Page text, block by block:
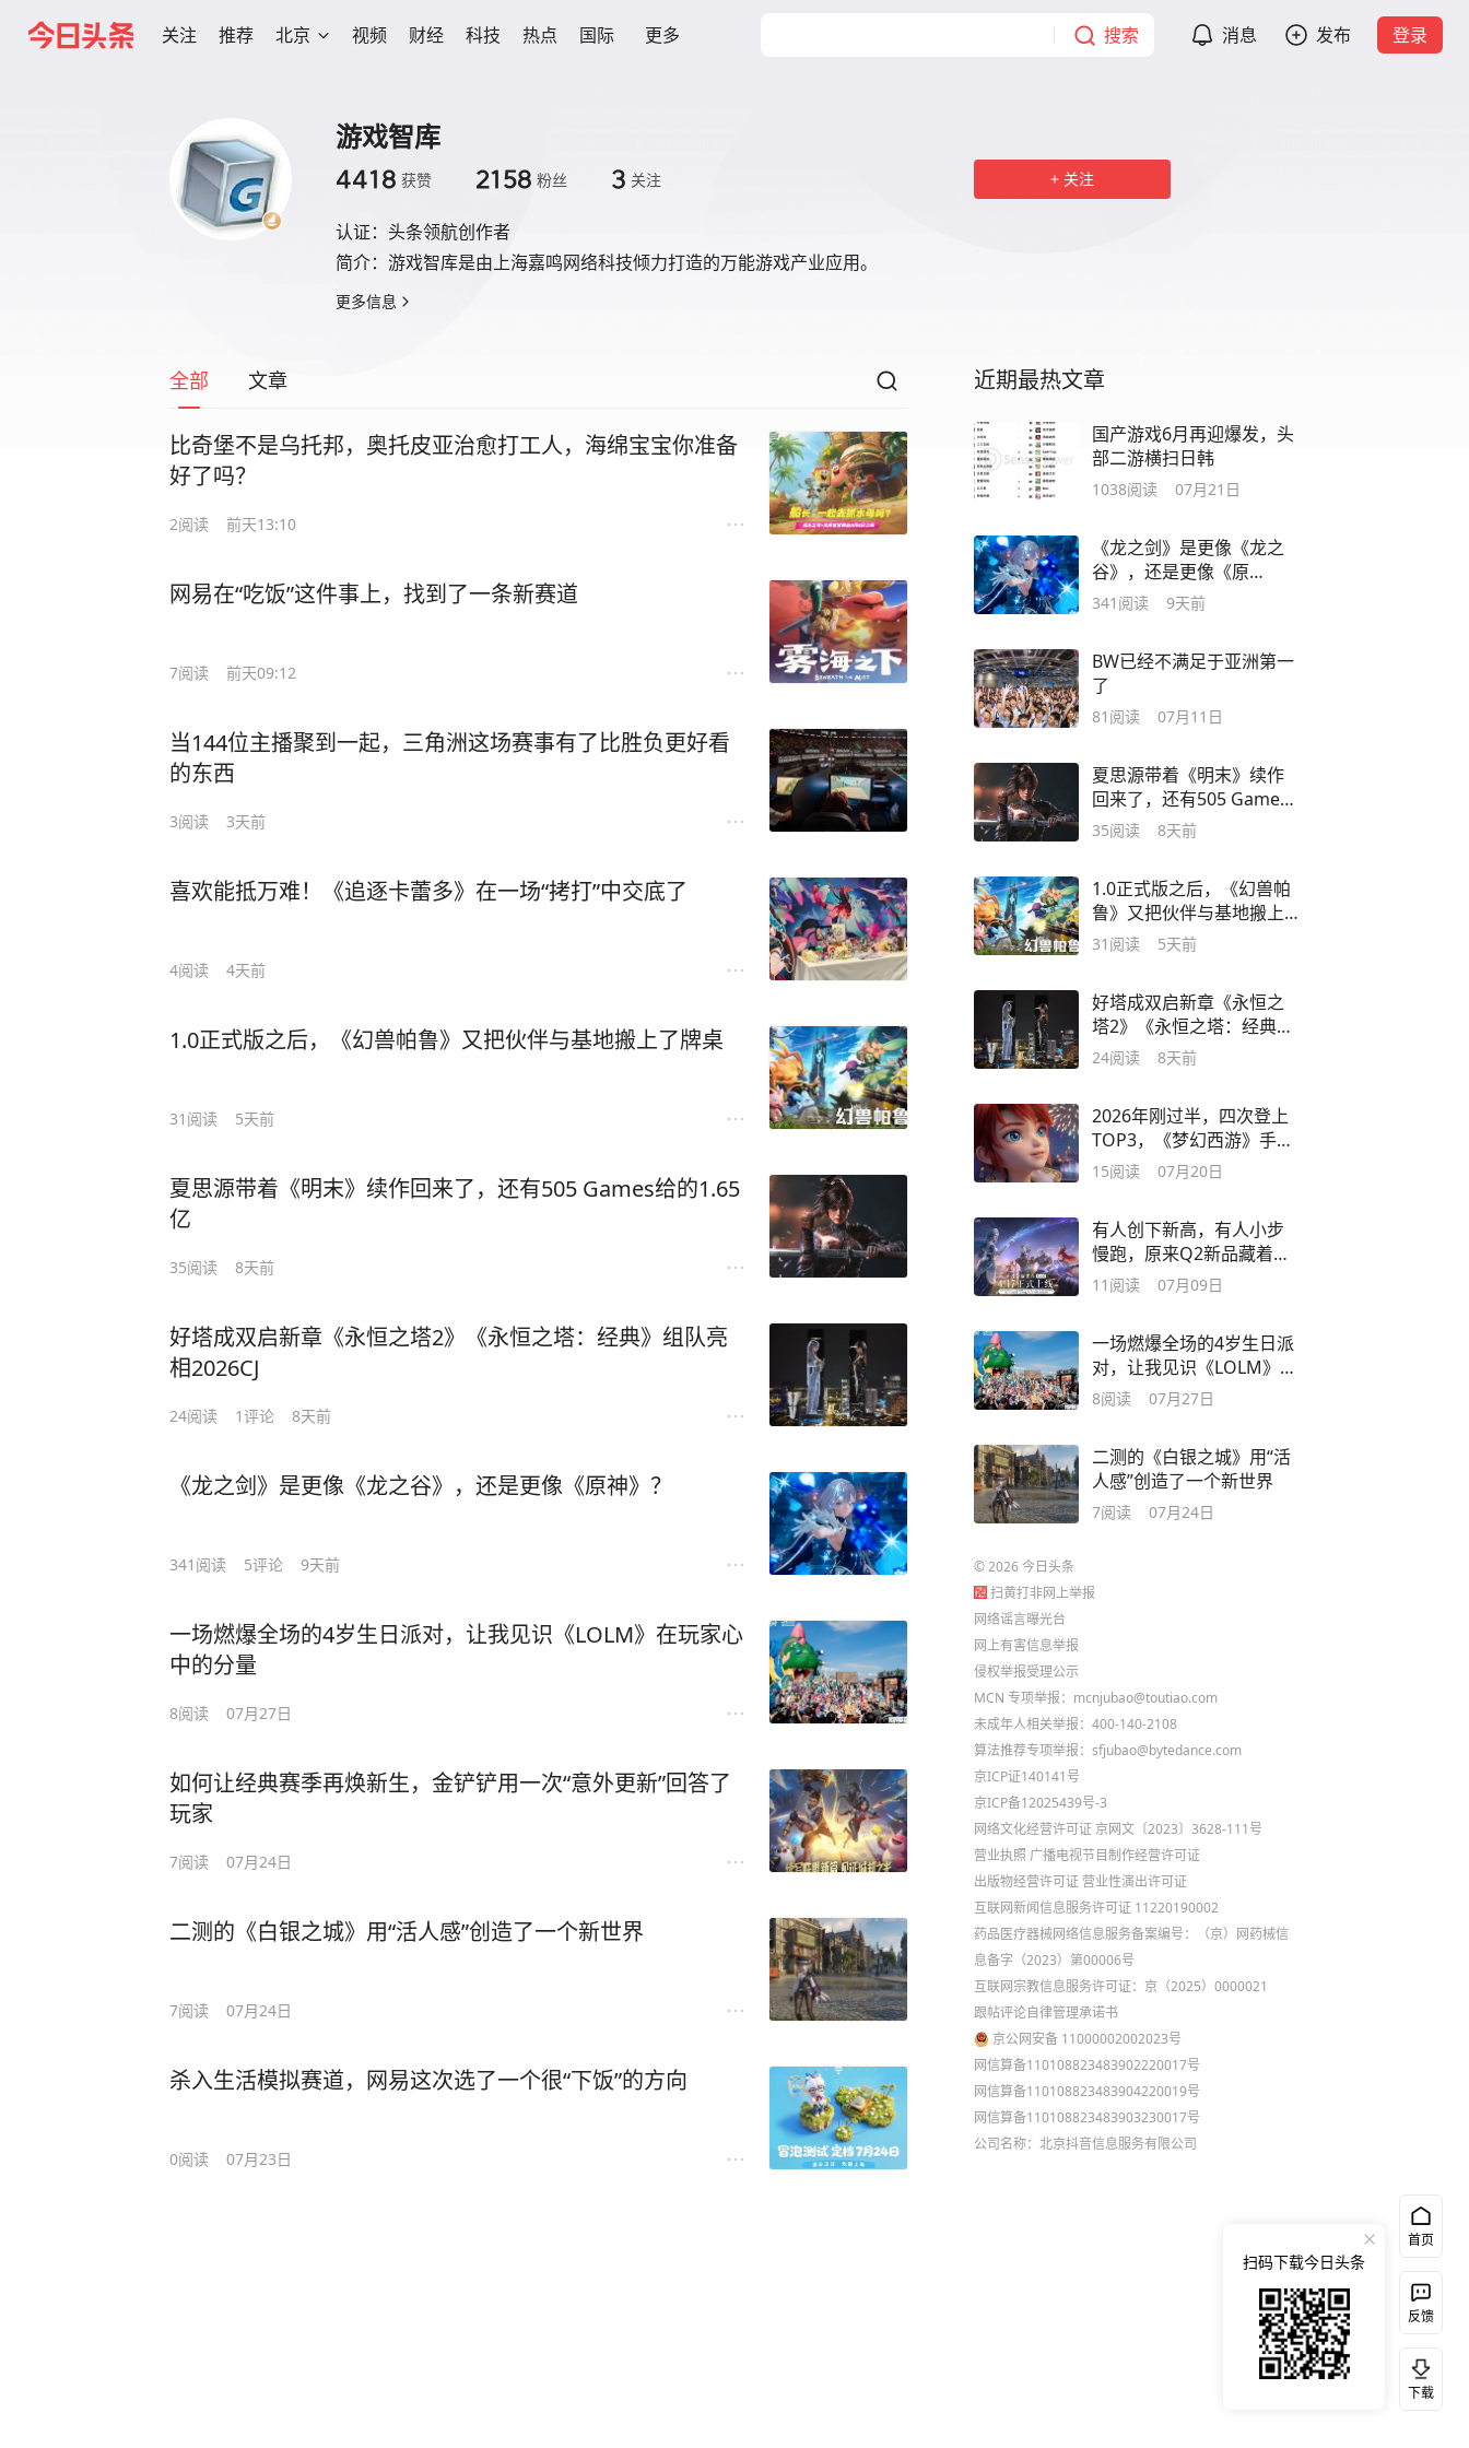
关注 推荐 北京 视频 财经 科技 热点 国际 更多 搜索 消息 发布 登录
游戏智库
4418 获赞 2158 粉丝 3 关注
认证： 头条领航创作者
简介： 游戏智库是由上海嘉鸣网络科技倾力打造的万能游戏产业应用。
更多信息
关注
全部 文章
比奇堡不是乌托邦，奥托皮亚治愈打工人，海绵宝宝你准备
好了吗？
2阅读 前天13:10
网易在“吃饭”这件事上，找到了一条新赛道
7阅读 前天09:12
当144位主播聚到一起，三角洲这场赛事有了比胜负更好看
的东西
3阅读 3天前
喜欢能抵万难！《追逐卡蕾多》在一场“拷打”中交底了
4阅读 4天前
1.0正式版之后，《幻兽帕鲁》又把伙伴与基地搬上了牌桌
31 阅读 5天前
夏思源带着《明末》续作回来了，还有505 Games给的1.65
亿
35阅读 8天前
好塔成双启新章《永恒之塔2》《永恒之塔：经典》组队亮
相2026CJ
24阅读 1评论 8天前
《龙之剑》是更像《龙之谷》，还是更像《原神》？
341 阅读 5评论 9天前
一场燃爆全场的4岁生日派对，让我见识《LOLM》在玩家心
中的分量
8阅读 07月27日
如何让经典赛季再焕新生，金铲铲用一次“意外更新”回答了
玩家
7阅读 07月24日
二测的《白银之城》用“活人感”创造了一个新世界
7阅读 07月24日
杀入生活模拟赛道，网易这次选了一个很“下饭”的方向
0阅读 07月23日
近期最热文章
国产游戏6月再迎爆发，头
部二游横扫日韩
1038阅读 07月21日
《龙之剑》是更像《龙之
谷》，还是更像《原
神》？
341 阅读 9天前
BW已经不满足于亚洲第一
了
81 阅读 07月11日
夏思源带着《明末》续作
回来了，还有505 Games
给的1.65亿
35阅读 8天前
1.0正式版之后，《幻兽帕
鲁》又把伙伴与基地搬上
了牌桌
31 阅读 5天前
好塔成双启新章《永恒之
塔2》《永恒之塔：经典》
组队亮相2026CJ
24阅读 8天前
2026年刚过半，四次登上
TOP3，《梦幻西游》手游
的常青绝非偶然
15阅读 07月20日
有人创下新高，有人小步
慢跑，原来Q2新品藏着这
么多惊喜
11 阅读 07月09日
一场燃爆全场的4岁生日派
对，让我见识《LOLM》在
玩家心中的分量
8阅读 07月27日
二测的《白银之城》用“活
人感”创造了一个新世界
7阅读 07月24日
©2026今日头条
扫黄打非网上举报
网络谣言曝光台
网上有害信息举报
侵权举报受理公示
MCN 专项举报：mcnjubao@toutiao.com
未成年人相关举报：400-140-2108
算法推荐专项举报：sfjubao@bytedance.com
京ICP证140141号
京ICP备12025439号-3
网络文化经营许可证 京网文〔2023〕3628-111号
营业执照 广播电视节目制作经营许可证
出版物经营许可证 营业性演出许可证
互联网新闻信息服务许可证 11220190002
药品医疗器械网络信息服务备案编号：（京）网药械信
息备字（2023）第00006号
互联网宗教信息服务许可证：京（2025）0000021
跟帖评论自律管理承诺书
京公网安备 11000002002023号
网信算备110108823483902220017号
网信算备110108823483904220019号
网信算备110108823483903230017号
公司名称：北京抖音信息服务有限公司
首页
反馈
下载
扫码下载今日头条